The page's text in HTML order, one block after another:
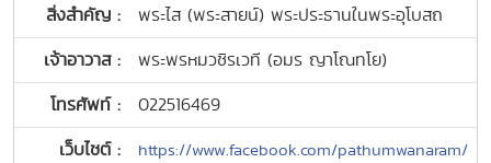
สิ่งสำคัญ :
พระไส (พระสายน์) พระประธานในพระอุโบสถ
เจ้าอาวาส :
พระพรหมวชิรเวที (อมร ญาโณทโย)
โทรศัพท์ :
022516469
เว็บไซต์ :
https://www.facebook.com/pathumwanaram/